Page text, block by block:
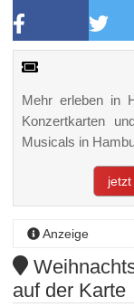
Mehr erleben in
Konzertkarten
Musicals in
Anzeige
auf der Karte